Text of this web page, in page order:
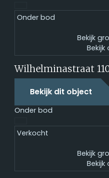
Onder bod
Bekijk
Bekijk
Wilhelminastraat
Bekijk dit object
Onder bod
Verkocht
Bekijk
Bekijk